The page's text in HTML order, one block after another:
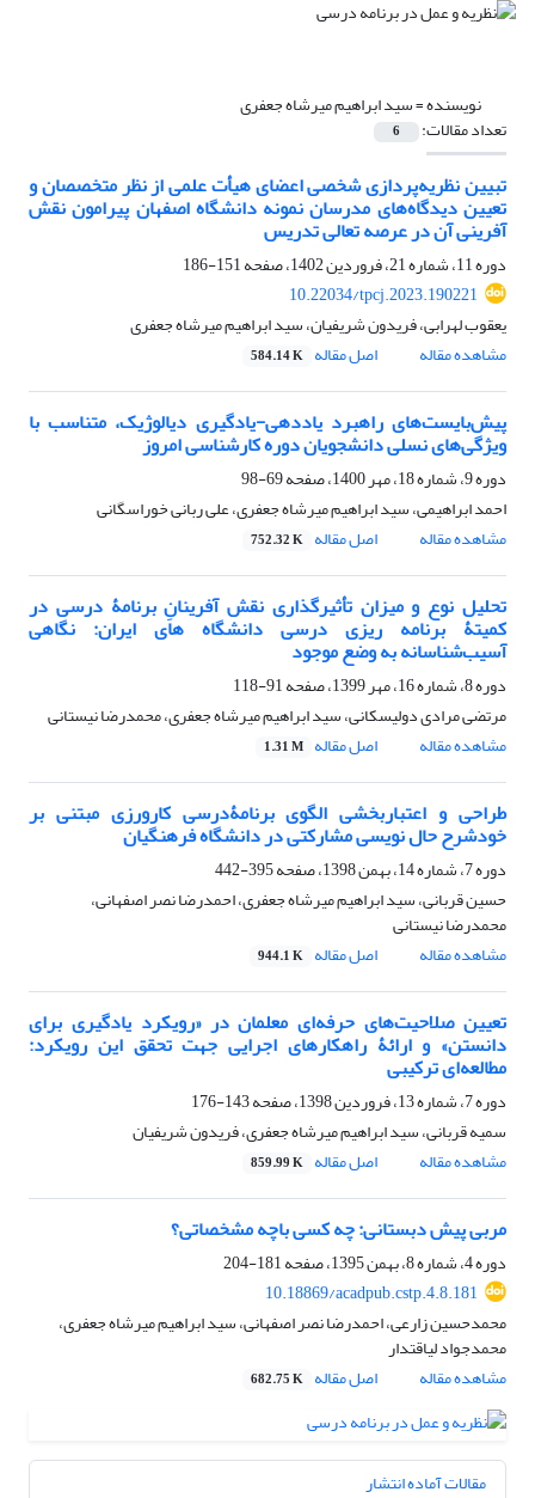
نویسنده =سید ابراهیم میرشاه جعفری
تعداد مقالات: 6
تبیین نظریه‌پردازی شخصی اعضای هیأت علمی از نظر متخصصان و
تعیین دیدگاه‌های مدرسان نمونه دانشگاه اصفهان پیرامون نقش
آفرینی آن در عرصه تعالی تدریس
دوره 11، شماره 21، فروردین 1402، صفحه
151-186
10.22034/tpcj.2023.190221
یعقوب لهرابی، فریدون شریفیان، سید ابراهیم میرشاه جعفری
مشاهده مقاله
اصل مقاله 584.14 K
پیش‌بایست‌های راهبرد یاددهی-یادگیری دیالوژیک، متناسب با
ویژگی‌های نسلی دانشجویان دوره کارشناسی امروز
دوره 9، شماره 18، مهر 1400، صفحه
69-98
احمد ابراهیمی، سید ابراهیم میرشاه جعفری، علی ربانی خوراسگانی
مشاهده مقاله
اصل مقاله 752.32 K
تحلیل نوع و میزان تأثیرگذاری نقش آفرینانِ برنامۀ درسی در
کمیتۀ برنامه ریزی درسی دانشگاه های ایران: نگاهی
آسیب‌شناسانه به وضع موجود
دوره 8، شماره 16، مهر 1399، صفحه
91-118
مرتضی مرادی دولیسکانی، سید ابراهیم میرشاه جعفری، محمدرضا نیستانی
مشاهده مقاله
اصل مقاله 1.31 M
طراحی و اعتباربخشی الگوی برنامۀدرسی کارورزی مبتنی بر
خودشرح حال نویسی مشارکتی در دانشگاه فرهنگیان
دوره 7، شماره 14، بهمن 1398، صفحه
395-442
حسین قربانی، سید ابراهیم میرشاه جعفری، احمدرضا نصر اصفهانی،
محمدرضا نیستانی
مشاهده مقاله
اصل مقاله 944.1 K
تعیین صلاحیت‌های حرفه‌ای معلمان در «رویکرد یادگیری برای
دانستن» و ارائۀ راهکارهای اجرایی جهت تحقق این رویکرد:
مطالعه‌ای ترکیبی
دوره 7، شماره 13، فروردین 1398، صفحه
143-176
سمیه قربانی، سید ابراهیم میرشاه جعفری، فریدون شریفیان
مشاهده مقاله
اصل مقاله 859.99 K
مربی پیش دبستانی: چه کسی باچه مشخصاتی؟
دوره 4، شماره 8، بهمن 1395، صفحه
181-204
‎10.18869/acadpub.cstp.4.8.181
محمدحسین زارعی، احمدرضا نصر اصفهانی، سید ابراهیم میرشاه جعفری،
محمدجواد لیاقتدار
مشاهده مقاله
اصل مقاله 682.75 K
مقالات آماده انتشار